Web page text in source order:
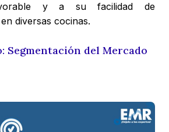
y a su facilidad de
diversas cocinas.
Segmentación del Mercado